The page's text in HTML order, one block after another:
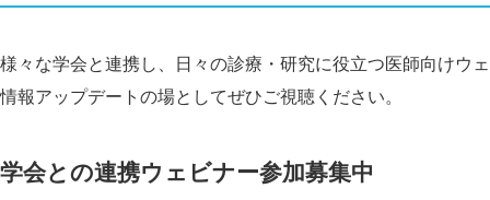
様々な学会と連携し、日々の診療・研究に役立つ医師向けウ
情報アップデートの場としてぜひご視聴ください。
学会との連携ウェビナー参加募集中